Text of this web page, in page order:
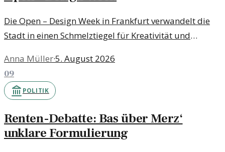
Die Open – Design Week in Frankfurt verwandelt die
Stadt in einen Schmelztiegel für Kreativität und
zusammenkommen.
Anna Müller·5. August 2026
09
POLITIK
Renten-Debatte: Bas über Merz‘
unklare Formulierung